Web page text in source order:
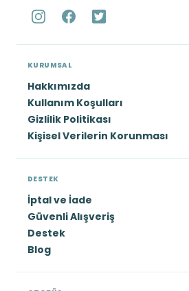
KURUMSAL
Hakkımızda
Kullanım Koşulları
Gizlilik Politikası
Kişisel Verilerin Korunması
DESTEK
İptal ve İade
Güvenli Alışveriş
Destek
Blog